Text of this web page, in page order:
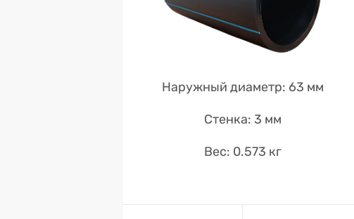
Наружный диаметр: 63 мм
Стенка: 3 мм
Вес: 0.573 кг